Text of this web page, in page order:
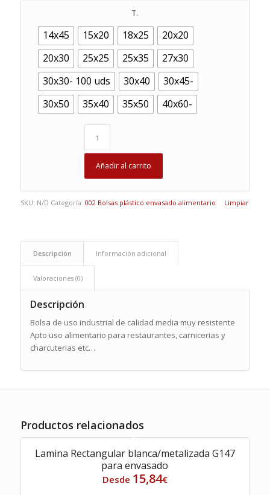
T.
14x45 15x20 18x25
20x20
20x30
25x25 25x35
27x30
30x30- 100 uds
30x40
30x45-
30x50
35x40 35x50 40x60-
Limpiar
Añadir al carrito
SKU: N/D Categoría: 002 Bolsas plástico envasado alimentario
Descripción Información adicional
Valoraciones (0)
Descripción
Bolsa de uso industrial de calidad media muy resistente
Apto uso alimentario para restaurantes, carnicerias y
charcuterias etc…
Productos relacionados
Lamina Rectangular blanca/metalizada G147
para envasado
Desde 15,84€